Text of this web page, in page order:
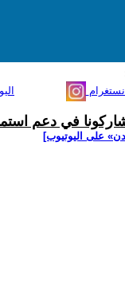
في دعم
على اليوتيوب]